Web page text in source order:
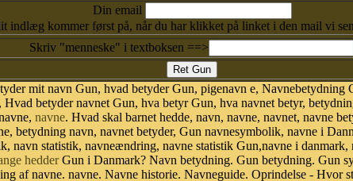
Din email
indlæg kommer først på, når du har klikket på linket i den mail vi
Skriv "menneske" i textboksen ==>
mit navn Gun, hvad betyder Gun, pigenavn e, Navnebetydning
betyder navnet Gun, hva betyr Gun, hva navnet betyr,
navne. Hvad skal barnet hedde, navn, navne, navnet, navne
betydning navn, navnet betyder, Gun navnesymbolik, navne i
navn statistik, navneændring, navne statistik Gun,navne i
hedderGun i Danmark? Navn betydning. Gun betydning. Gun
af navne. navne. Navne historie. Navneguide. Oprindelse - Hvor